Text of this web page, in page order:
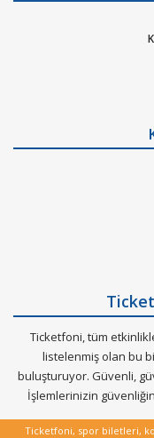
Ticketfoni, tüm
listelenmiş olan bu
buluşturuyor. Güvenli,
İşlemlerinizin
Ticketfoni, spor biletleri,